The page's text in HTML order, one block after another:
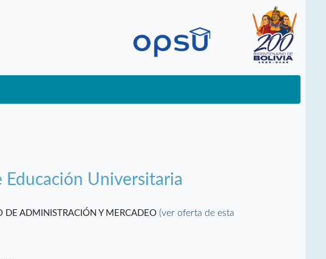
Universitaria
DE ADMINISTRACIÓN Y MERCADEO(ver oferta de esta